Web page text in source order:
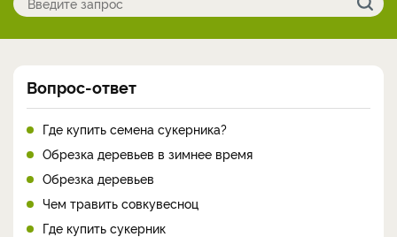
Вопрос-ответ
Где купить семена сукерника?
Обрезка деревьев в зимнее время
Обрезка деревьев
Чем травить совкувесноц
Где купить сукерник